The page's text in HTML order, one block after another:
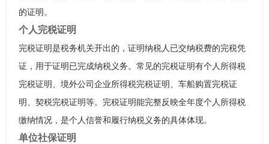
的证明。
个人完税证明
完税证明是税务机关开出的，证明纳税人已交纳税费的完税凭
证，用于证明已完成纳税义务。常见的完税证明有个人所得税
完税证明、境外公司企业所得税完税证明、车船购置完税证
明、契税完税证明等。完税证明能完整反映全年度个人所得税
缴纳情况，是个人信誉和履行纳税义务的具体体现。
单位社保证明